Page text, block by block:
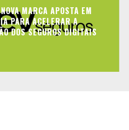
MARCA APOSTA EM
PARA ACELERAR A
DOS SEGUROS DIGITAIS